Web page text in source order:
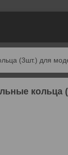
(3шт.) для
кольца